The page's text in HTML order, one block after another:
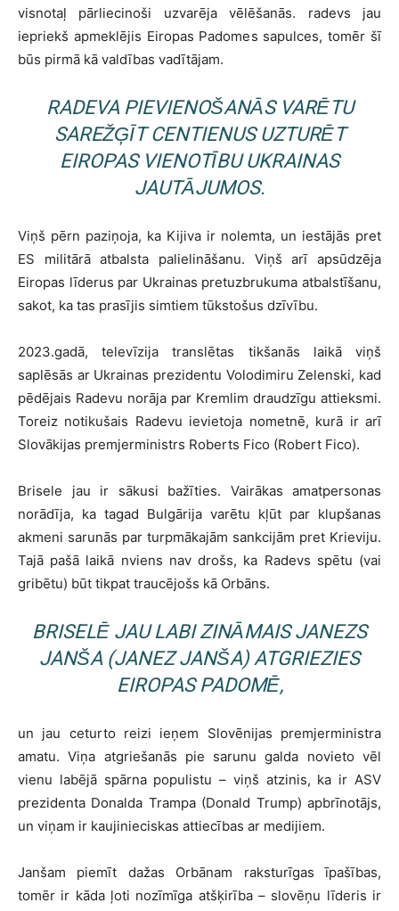
visnotaļ pārliecinoši uzvarēja vēlēšanās. radevs jau
iepriekš apmeklējis Eiropas Padomes sapulces, tomēr šī
būs pirmā kā valdības vadītājam.
RADEVA PIEVIENOŠANĀS VARĒTU
SAREŽĢĪT CENTIENUS UZTURĒT
EIROPAS VIENOTĪBU UKRAINAS
JAUTĀJUMOS.
Viņš pērn paziņoja, ka Kijiva ir nolemta, un iestājās pret
ES militārā atbalsta palielināšanu. Viņš arī apsūdzēja
Eiropas līderus par Ukrainas pretuzbrukuma atbalstīšanu,
sakot, ka tas prasījis simtiem tūkstošus dzīvību.
2023.gadā, televīzija translētas tikšanās laikā viņš
saplēsās ar Ukrainas prezidentu Volodimiru Zelenski, kad
pēdējais Radevu norāja par Kremlim draudzīgu attieksmi.
Toreiz notikušais Radevu ievietoja nometnē, kurā ir arī
Slovākijas premjerministrs Roberts Fico (Robert Fico).
Brisele jau ir sākusi bažīties. Vairākas amatpersonas
norādīja, ka tagad Bulgārija varētu kļūt par klupšanas
akmeni sarunās par turpmākajām sankcijām pret Krieviju.
Tajā pašā laikā nviens nav drošs, ka Radevs spētu (vai
gribētu) būt tikpat traucējošs kā Orbāns.
BRISELĒ JAU LABI ZINĀMAIS JANEZS
JANŠA (JANEZ JANŠA) ATGRIEZIES
EIROPAS PADOMĒ,
un jau ceturto reizi ieņem Slovēnijas premjerministra
amatu. Viņa atgriešanās pie sarunu galda novieto vēl
vienu labējā spārna populistu – viņš atzinis, ka ir ASV
prezidenta Donalda Trampa (Donald Trump) apbrīnotājs,
un viņam ir kaujinieciskas attiecības ar medijiem.
Janšam piemīt dažas Orbānam raksturīgas īpašības,
tomēr ir kāda ļoti nozīmīga atšķirība – slovēņu līderis ir